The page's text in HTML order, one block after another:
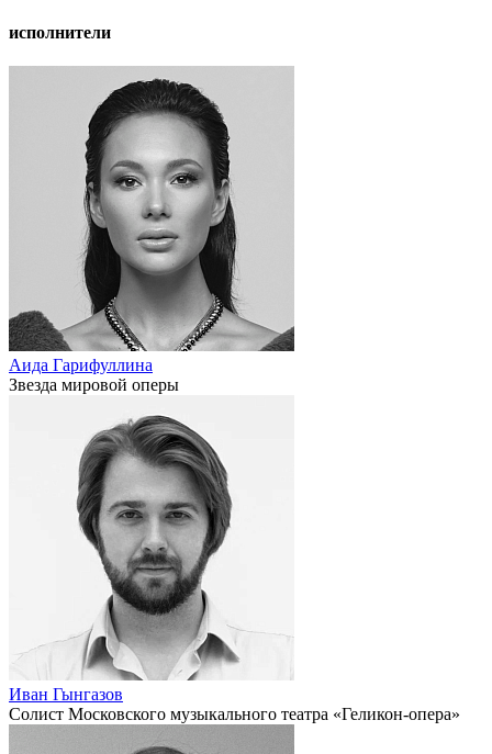
исполнители
Аида Гарифуллина
Звезда мировой оперы
Иван Гынгазов
Солист Московского музыкального театра «Геликон-опера»